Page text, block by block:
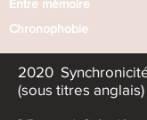
Entre mémoire
Chronophobie
2020
(sous titres anglais)